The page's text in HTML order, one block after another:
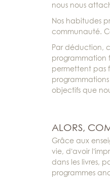
nous nous
Nos habitudes
communauté.
Par déduction,
programmation
permettent pas
programmations
objectifs que
ALORS,
Grâce aux
vie, d’avoir
dans les livres,
programmes